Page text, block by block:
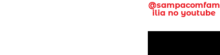
@sampacomfam
ilia no youtube